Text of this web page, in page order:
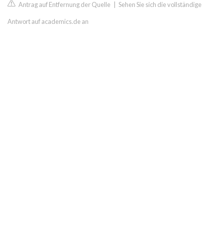
Antrag auf Entfernung der Quelle Sehen Sie sich die vollständige
Antwort auf academics.de an